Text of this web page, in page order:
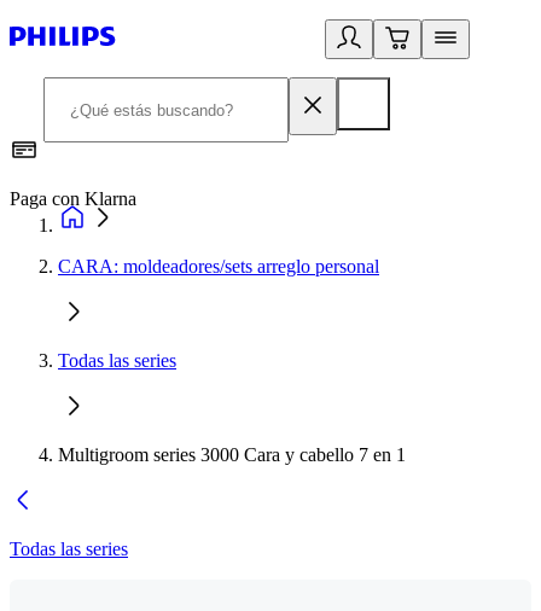
Paga con Klarna
CARA: moldeadores/sets arreglo personal
Todas las series
Multigroom series 3000 Cara y cabello 7 en 1
Todas las series